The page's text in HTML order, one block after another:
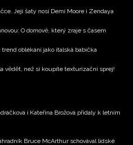
Její šaty nosí Demi Moore i Zendaya
O domově, který zraje s časem
oblékání jako italská babička
vědět, než si koupíte texturizační sprej!
i Kateřina Brožová přidaly k letním
Bruce McArthur schovával lidské